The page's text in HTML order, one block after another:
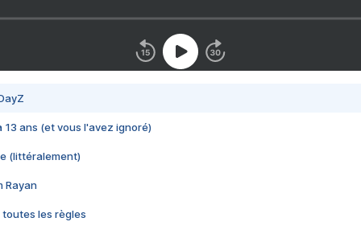
13 ans (et vous l'avez ignoré)
(littéralement)
Rayan
toutes les règles